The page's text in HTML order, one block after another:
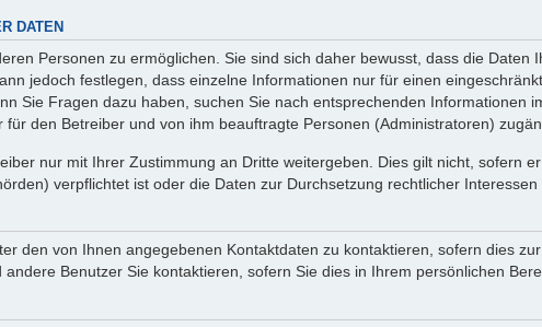
DATEN
Personen zu ermöglichen. Sie sind sich daher bewusst, dass die Daten
jedoch festlegen, dass einzelne Informationen nur für einen
Sie Fragen dazu haben, suchen Sie nach entsprechenden Informationen
den Betreiber und von ihm beauftragte Personen (Administratoren)
nur mit Ihrer Zustimmung an Dritte weitergeben. Dies gilt nicht, sofern
verpflichtet ist oder die Daten zur Durchsetzung rechtlicher Interessen
den von Ihnen angegebenen Kontaktdaten zu kontaktieren, sofern dies
Benutzer Sie kontaktieren, sofern Sie dies in Ihrem persönlichen